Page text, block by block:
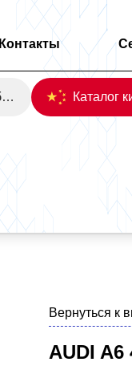
Контакты
Каталог корейских автомобилей
Вернуться к
AUDI A6